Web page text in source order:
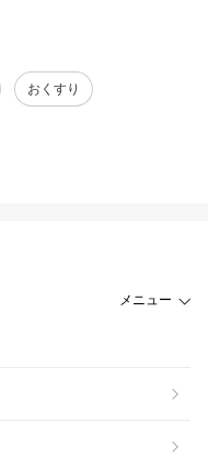
おくすり
メニュー